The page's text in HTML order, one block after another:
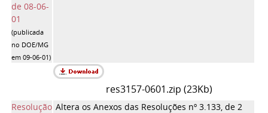
de 08-06-
01
(publicada
no DOE/MG
em 09-06-01)
res3157-0601.zip (23Kb)
Resolução Altera os Anexos das Resoluções nº 3.133, de 2